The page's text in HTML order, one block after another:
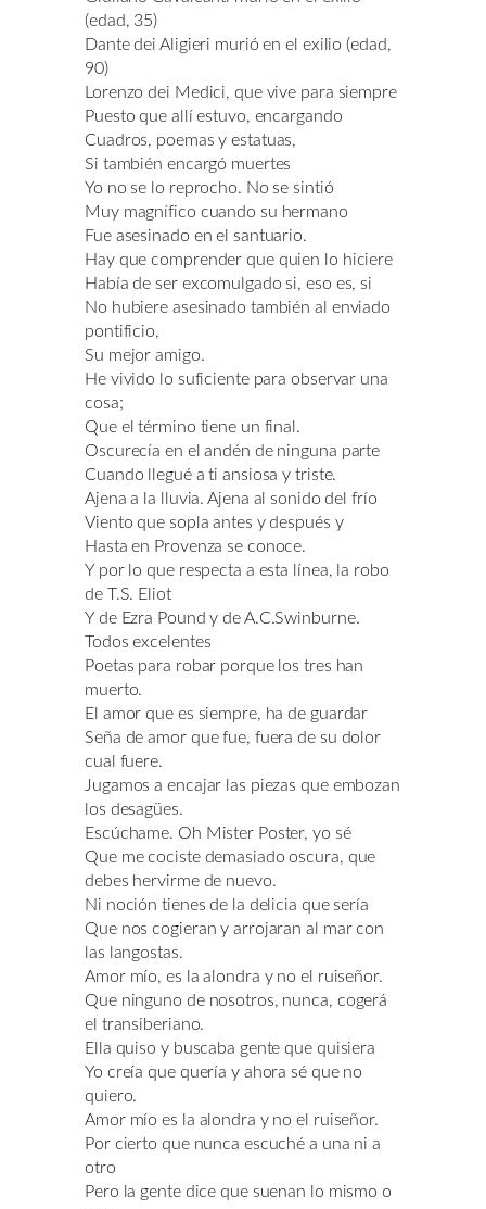
(edad, 35)
Dante dei Aligieri murió en el exilio (edad,
90)
Lorenzo dei Medici, que vive para siempre
Puesto que allí estuvo, encargando
Cuadros, poemas y estatuas,
Si también encargó muertes
Yo no se lo reprocho. No se sintió
Muy magnífico cuando su hermano
Fue asesinado en el santuario.
Hay que comprender que quien lo hiciere
Había de ser excomulgado si, eso es, si
No hubiere asesinado también al enviado
pontificio,
Su mejor amigo.
He vivido lo suficiente para observar una
cosa;
Que el término tiene un final.
Oscurecía en el andén de ninguna parte
Cuando llegué a ti ansiosa y triste.
Ajena a la lluvia. Ajena al sonido del frío
Viento que sopla antes y después y
Hasta en Provenza se conoce.
Y por lo que respecta a esta línea, la robo
de T.S. Eliot
Y de Ezra Pound y de A.C.Swinburne.
Todos excelentes
Poetas para robar porque los tres han
muerto.
El amor que es siempre, ha de guardar
Seña de amor que fue, fuera de su dolor
cual fuere.
Jugamos a encajar las piezas que embozan
los desagües.
Escúchame. Oh Mister Poster, yo sé
Que me cociste demasiado oscura, que
debes hervirme de nuevo.
Ni noción tienes de la delicia que sería
Que nos cogieran y arrojaran al mar con
las langostas.
Amor mío, es la alondra y no el ruiseñor.
Que ninguno de nosotros, nunca, cogerá
el transiberiano.
Ella quiso y buscaba gente que quisiera
Yo creía que quería y ahora sé que no
quiero.
Amor mío es la alondra y no el ruiseñor.
Por cierto que nunca escuché a una ni a
otro
Pero la gente dice que suenan lo mismo o